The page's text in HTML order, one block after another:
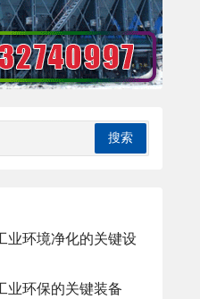
业环境净化的关键设
业环保的关键装备